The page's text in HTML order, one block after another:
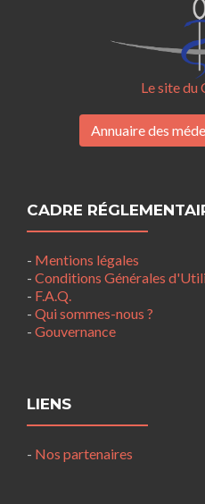
Le site du
Annuaire des
CADRE
- Mentions légales
- Conditions Générales
- F.A.Q.
- Qui sommes-nous ?
- Gouvernance
LIENS
- Nos partenaires